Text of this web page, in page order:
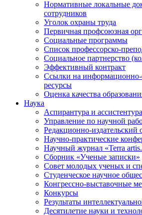
Нормативные локальные
сотрудников
Уголок охраны труда
Первичная профсоюзная
Социальные программы
Список профессорско-
Социальное партнерство
Эффективный контракт
Ссылки на информационно-
ресурсы
Оценка качества
Наука
Аспирантура и
Управление по научной
Редакционно-издательский
Научно-практические
Научный журнал «Terra
Сборник «Ученые записки»
Совет молодых ученых и
Студенческое научное
Конгрессно-выставочные
Конкурсы
Результаты
Десятилетие науки и